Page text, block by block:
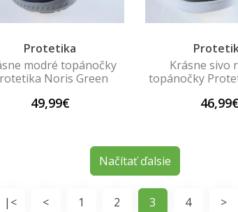
Protetika
modré topánočky
Noris Green
49,99€
Krásne sivo
topánočky
Načítať ďalsie
|< < 1 2 3 4 >